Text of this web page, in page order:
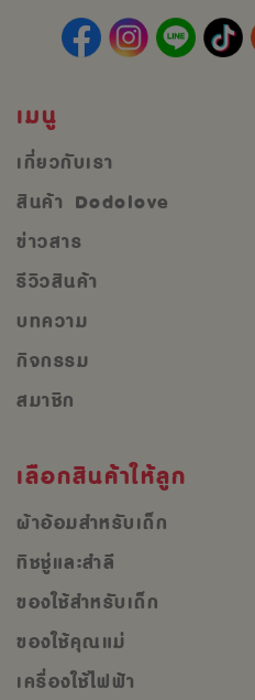
เมนู
เกี่ยวกับเรา
สินค้า Dodolove
ข่าวสาร
รีวิวสินค้า
บทความ
กิจกรรม
สมาชิก
เลือกสินค้าให้ลูก
ผ้าอ้อมสำหรับเด็ก
ทิชชู่และสำลี
ของใช้สำหรับเด็ก
ของใช้คุณแม่
เครื่องใช้ไฟฟ้า